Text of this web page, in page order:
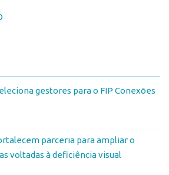
gestores para o FIP Conexões
parceria para ampliar o
voltadas à deficiência visual